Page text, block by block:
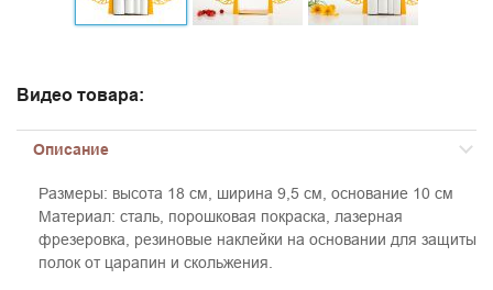
Видео товара:
Описание
Размеры: высота 18 см, ширина 9,5 см, основание 10 см
Материал: сталь, порошковая покраска, лазерная
фрезеровка, резиновые наклейки на основании для защиты
полок от царапин и скольжения.